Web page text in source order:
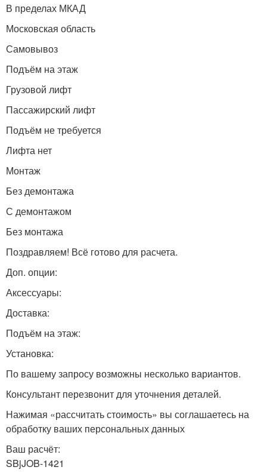
В пределах МКАД
Московская область
Самовывоз
Подъём на этаж
Грузовой лифт
Пассажирский лифт
Подъём не требуется
Лифта нет
Монтаж
Без демонтажа
С демонтажом
Без монтажа
Поздравляем! Всё готово для расчета.
Доп. опции:
Аксессуары:
Доставка:
Подъём на этаж:
Установка:
По вашему запросу возможны несколько вариантов.
Консультант перезвонит для уточнения деталей.
Нажимая «рассчитать стоимость» вы соглашаетесь на
обработку ваших персональных данных
Ваш расчёт:
SBjJOB-1421